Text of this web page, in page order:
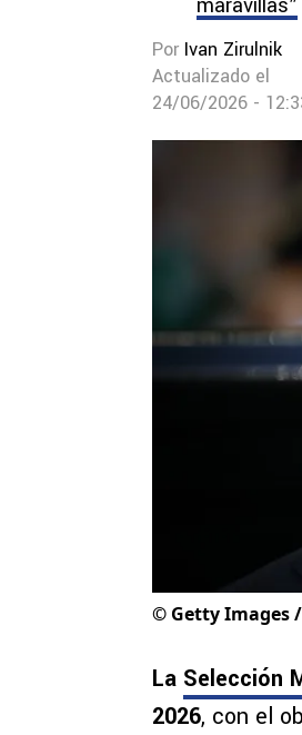
Por Ivan Zirulnik
Actualizado el
24/06/2026 -
© Getty Images
La Selección
2026, con el